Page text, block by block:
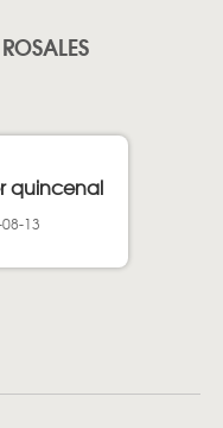
quincenal
13